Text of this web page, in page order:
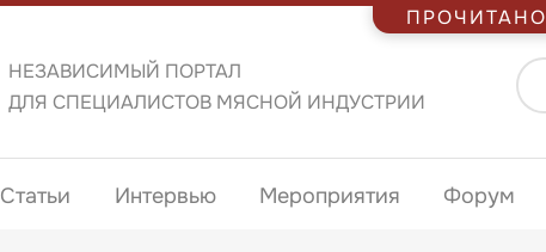
НЕЗАВИСИМЫЙ ПОРТАЛ
ДЛЯ СПЕЦИАЛИСТОВ МЯСНОЙ ИНДУСТРИИ
Статьи Интервью Мероприятия Форум
ПРОЧИТАНО